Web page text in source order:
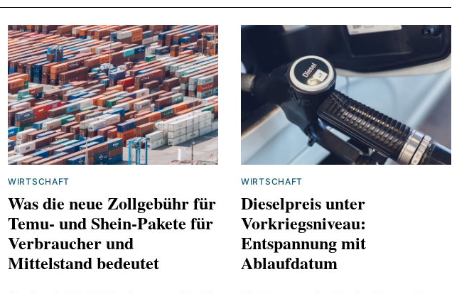
WIRTSCHAFT
Was die neue Zollgebühr für
Temu‑ und Shein‑Pakete für
Verbraucher und
Mittelstand bedeutet
WIRTSCHAFT
Dieselpreis unter
Vorkriegsniveau:
Entspannung mit
Ablaufdatum